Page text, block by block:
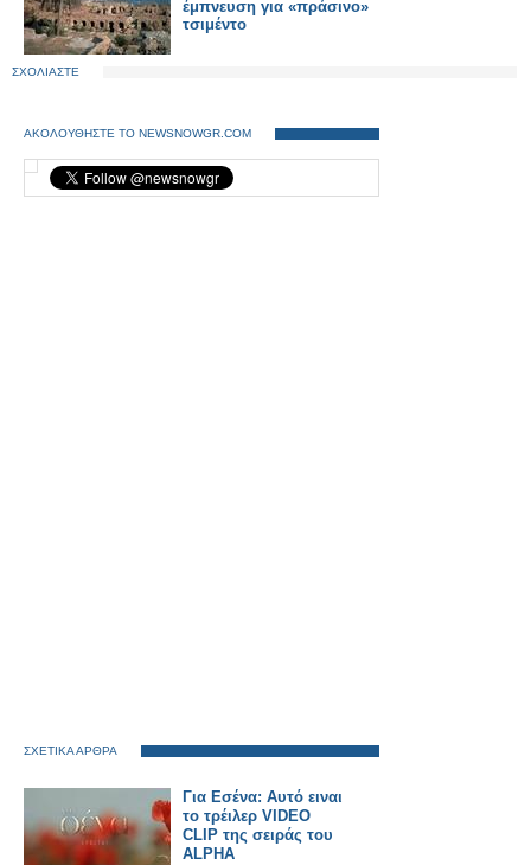
έμπνευση για «πράσινο»
τσιμέντο
ΣΧΟΛΙΑΣΤΕ
ΑΚΟΛΟΥΘΗΣΤΕ ΤΟ NEWSNOWGR.COM
ΣΧΕΤΙΚΑ ΑΡΘΡΑ
Για Εσένα: Αυτό ειναι
το τρέιλερ VIDEO
CLIP της σειράς του
ALPHA